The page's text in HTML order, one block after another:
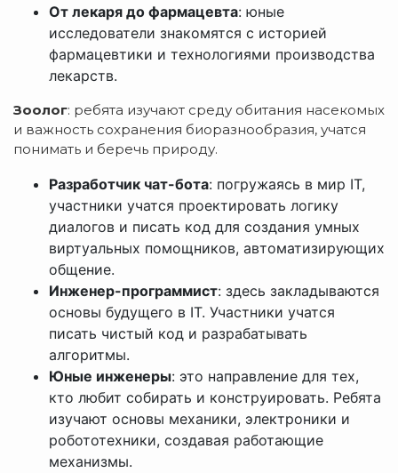
От лекаря до фармацевта: юные
исследователи знакомятся с историей
фармацевтики и технологиями производства
лекарств.
Зоолог: ребята изучают среду обитания насекомых
и важность сохранения биоразнообразия, учатся
понимать и беречь природу.
Разработчик чат-бота: погружаясь в мир IT,
участники учатся проектировать логику
диалогов и писать код для создания умных
виртуальных помощников, автоматизирующих
общение.
Инженер-программист: здесь закладываются
основы будущего в IT. Участники учатся
писать чистый код и разрабатывать
алгоритмы.
Юные инженеры: это направление для тех,
кто любит собирать и конструировать. Ребята
изучают основы механики, электроники и
робототехники, создавая работающие
механизмы.